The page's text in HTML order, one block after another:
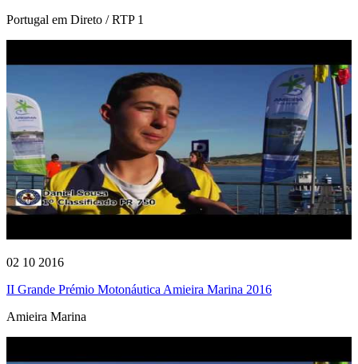
Portugal em Direto / RTP 1
02 10 2016
II Grande Prémio Motonáutica Amieira Marina 2016
Amieira Marina